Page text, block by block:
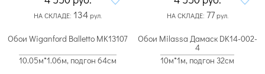
НА СКЛАДЕ: 134рул. НА СКЛАДЕ: 77рул.
Обои Wiganford Balletto MK13107
10.05м*1.06м, подгон 64см
Обои Milassa Дамаск DK14-002-
4
10м*1м, подгон 32см